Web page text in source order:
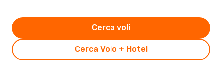
Cerca Volo + Hotel
Cerca voli